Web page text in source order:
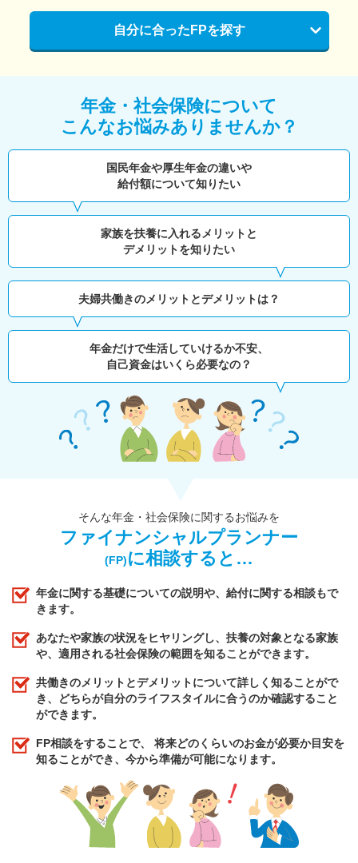
自分に合ったFPを探す
年金・社会保険について
こんなお悩みありませんか？
国民年金や厚生年金の違いや
給付額について知りたい
家族を扶養に入れるメリットと
デメリットを知りたい
夫婦共働きのメリットとデメリットは？
年金だけで生活していけるか不安、
自己資金はいくら必要なの？
そんな年金・社会保険に関するお悩みを
ファイナンシャルプランナー
(FP)に相談すると…
年金に関する基礎についての説明や、給付に関する相談もで
きます。
あなたや家族の状況をヒヤリングし、扶養の対象となる家族
や、適用される社会保険の範囲を知ることができます。
共働きのメリットとデメリットについて詳しく知ることがで
き、どちらが自分のライフスタイルに合うのか確認すること
ができます。
FP相談をすることで、 将来どのくらいのお金が必要か目安を
知ることができ、今から準備が可能になります。